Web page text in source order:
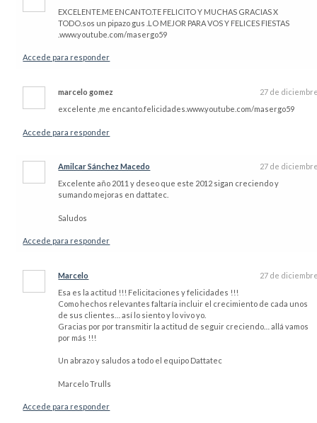
EXCELENTE.ME ENCANTO.TE FELICITO Y MUCHAS GRACIAS X
TODO.sos un pipazo gus .LO MEJOR PARA VOS Y FELICES FIESTAS
.www.youtube.com/masergo59
Accede para responder
marcelo gomez
27 de
excelente ,me encanto.felicidades.www.youtube.com/masergo59
Accede para responder
Amilcar Sánchez Macedo
27 de
Excelente año 2011 y deseo que este 2012 sigan creciendo y
sumando mejoras en dattatec.
Saludos
Accede para responder
Marcelo
27 de
Esa es la actitud !!! Felicitaciones y felicidades !!!
Como hechos relevantes faltaría incluir el crecimiento de cada unos
de sus clientes… así lo siento y lo vivo yo.
Gracias por por transmitir la actitud de seguir creciendo… allá vamos
por más !!!
Un abrazo y saludos a todo el equipo Dattatec
Marcelo Trulls
Accede para responder